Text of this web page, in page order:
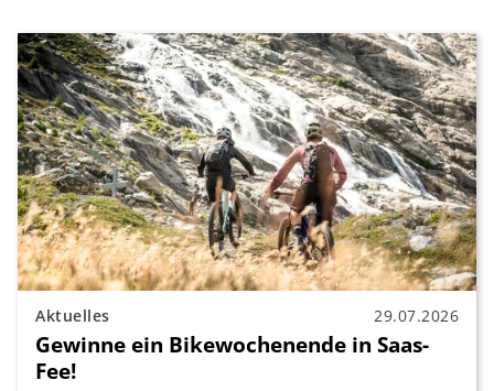
Aktuelles 29.07.2026
Gewinne ein Bikewochenende in Saas-
Fee!